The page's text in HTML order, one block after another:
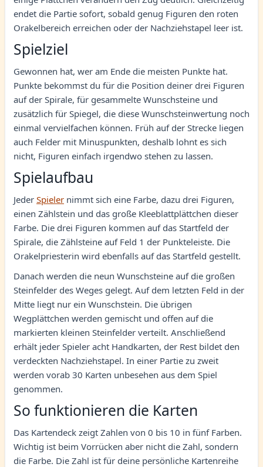
endet die Partie sofort, sobald genug Figuren den roten
Orakelbereich erreichen oder der Nachziehstapel leer ist.
Spielziel
Gewonnen hat, wer am Ende die meisten Punkte hat.
Punkte bekommst du für die Position deiner drei Figuren
auf der Spirale, für gesammelte Wunschsteine und
zusätzlich für Spiegel, die diese Wunschsteinwertung noch
einmal vervielfachen können. Früh auf der Strecke liegen
auch Felder mit Minuspunkten, deshalb lohnt es sich
nicht, Figuren einfach irgendwo stehen zu lassen.
Spielaufbau
Jeder Spieler nimmt sich eine Farbe, dazu drei Figuren,
einen Zählstein und das große Kleeblattplättchen dieser
Farbe. Die drei Figuren kommen auf das Startfeld der
Spirale, die Zählsteine auf Feld 1 der Punkteleiste. Die
Orakelpriesterin wird ebenfalls auf das Startfeld gestellt.
Danach werden die neun Wunschsteine auf die großen
Steinfelder des Weges gelegt. Auf dem letzten Feld in der
Mitte liegt nur ein Wunschstein. Die übrigen
Wegplättchen werden gemischt und offen auf die
markierten kleinen Steinfelder verteilt. Anschließend
erhält jeder Spieler acht Handkarten, der Rest bildet den
verdeckten Nachziehstapel. In einer Partie zu zweit
werden vorab 30 Karten unbesehen aus dem Spiel
genommen.
So funktionieren die Karten
Das Kartendeck zeigt Zahlen von 0 bis 10 in fünf Farben.
Wichtig ist beim Vorrücken aber nicht die Zahl, sondern
die Farbe. Die Zahl ist für deine persönliche Kartenreihe